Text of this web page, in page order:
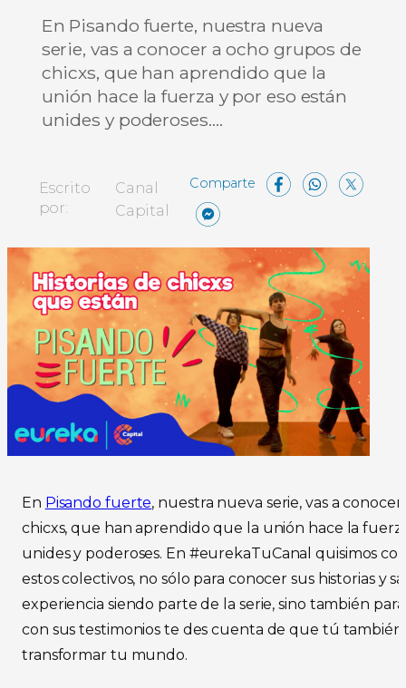
En Pisando fuerte, nuestra nueva
serie, vas a conocer a ocho grupos de
chicxs, que han aprendido que la
unión hace la fuerza y por eso están
unides y poderoses….
Escrito
por:
Canal
Capital
En Pisando fuerte, nuestra nueva serie, vas a
chicxs, que han aprendido que la unión hace la
unides y poderoses. En #eurekaTuCanal quisimos
estos colectivos, no sólo para conocer sus historias y
experiencia siendo parte de la serie, sino también
con sus testimonios te des cuenta de que tú
transformar tu mundo.